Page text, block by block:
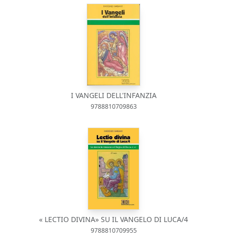
I VANGELI DELL'INFANZIA
9788810709863
« LECTIO DIVINA» SU IL VANGELO DI LUCA/4
9788810709955